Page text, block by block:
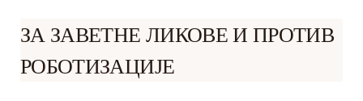
ЗА ЗАВЕТНЕ ЛИКОВЕ И ПРОТИВ
РОБОТИЗАЦИЈЕ